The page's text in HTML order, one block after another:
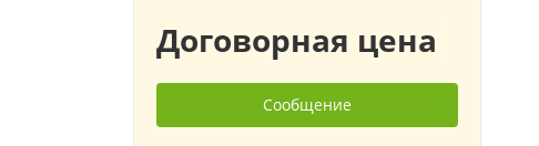
Договорная цена
Сообщение